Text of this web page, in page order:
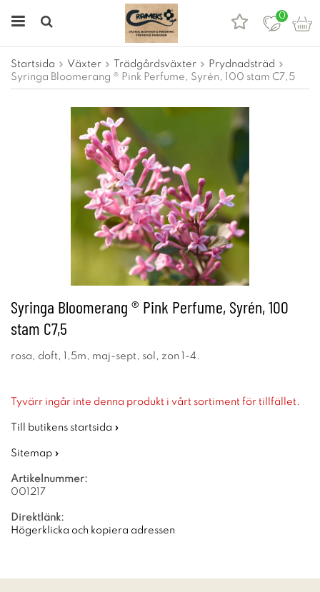
0
Startsida Växter Trädgårdsväxter
Prydnadsträd
Syringa Bloomerang ® Pink Perfume, Syrén, 100 stam C7,5
Syringa Bloomerang ® Pink Perfume, Syrén, 100
stam C7,5
rosa, doft, 1,5m, maj-sept, sol, zon 1-4.
Tyvärr ingår inte denna produkt i vårt sortiment för tillfället.
Till butikens startsida »
Sitemap »
Artikelnummer:
001217
Direktlänk:
Högerklicka och kopiera adressen